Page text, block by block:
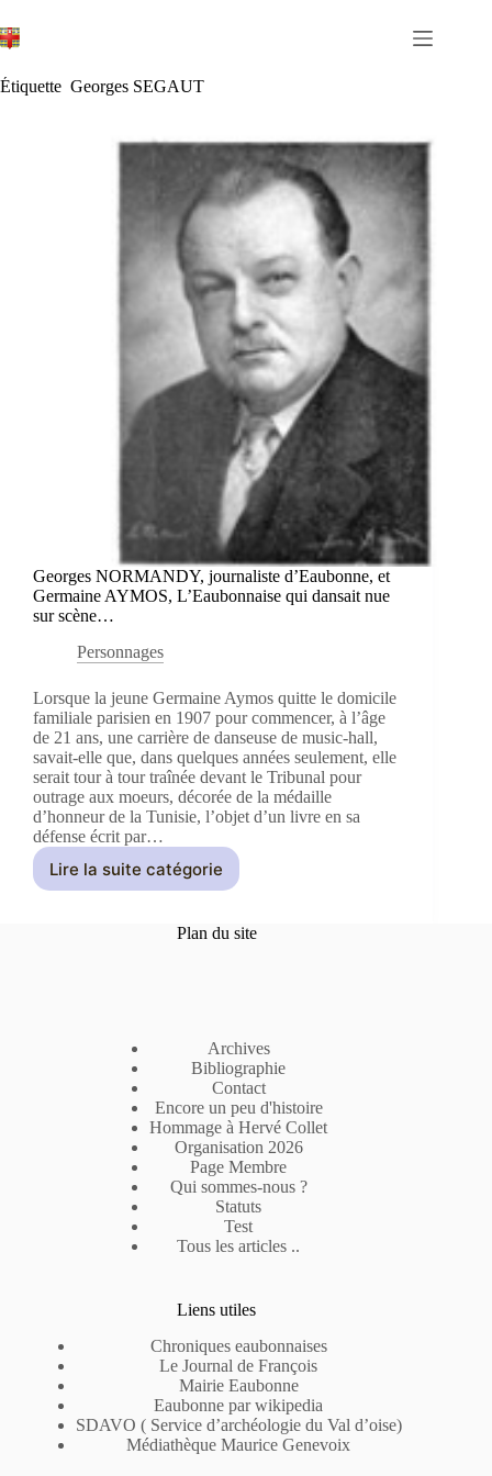
au
contenu
Étiquette Georges SEGAUT
Georges NORMANDY, journaliste d’Eaubonne, et
Germaine AYMOS, L’Eaubonnaise qui dansait nue
sur scène…
Personnages
Lorsque la jeune Germaine Aymos quitte le domicile
familiale parisien en 1907 pour commencer, à l’âge
de 21 ans, une carrière de danseuse de music-hall,
savait-elle que, dans quelques années seulement, elle
serait tour à tour traînée devant le Tribunal pour
outrage aux moeurs, décorée de la médaille
d’honneur de la Tunisie, l’objet d’un livre en sa
défense écrit par…
Lire la suite catégorie
Georges
d’Eaubonne,
qui
dansait
nue
sur
scène…
Plan du site
Archives
Bibliographie
Contact
Encore un peu d'histoire
Hommage à Hervé Collet
Organisation 2026
Page Membre
Qui sommes-nous ?
Statuts
Test
Tous les articles ..
Liens utiles
Chroniques eaubonnaises
Le Journal de François
Mairie Eaubonne
Eaubonne par wikipedia
SDAVO ( Service d’archéologie du Val d’oise)
Médiathèque Maurice Genevoix